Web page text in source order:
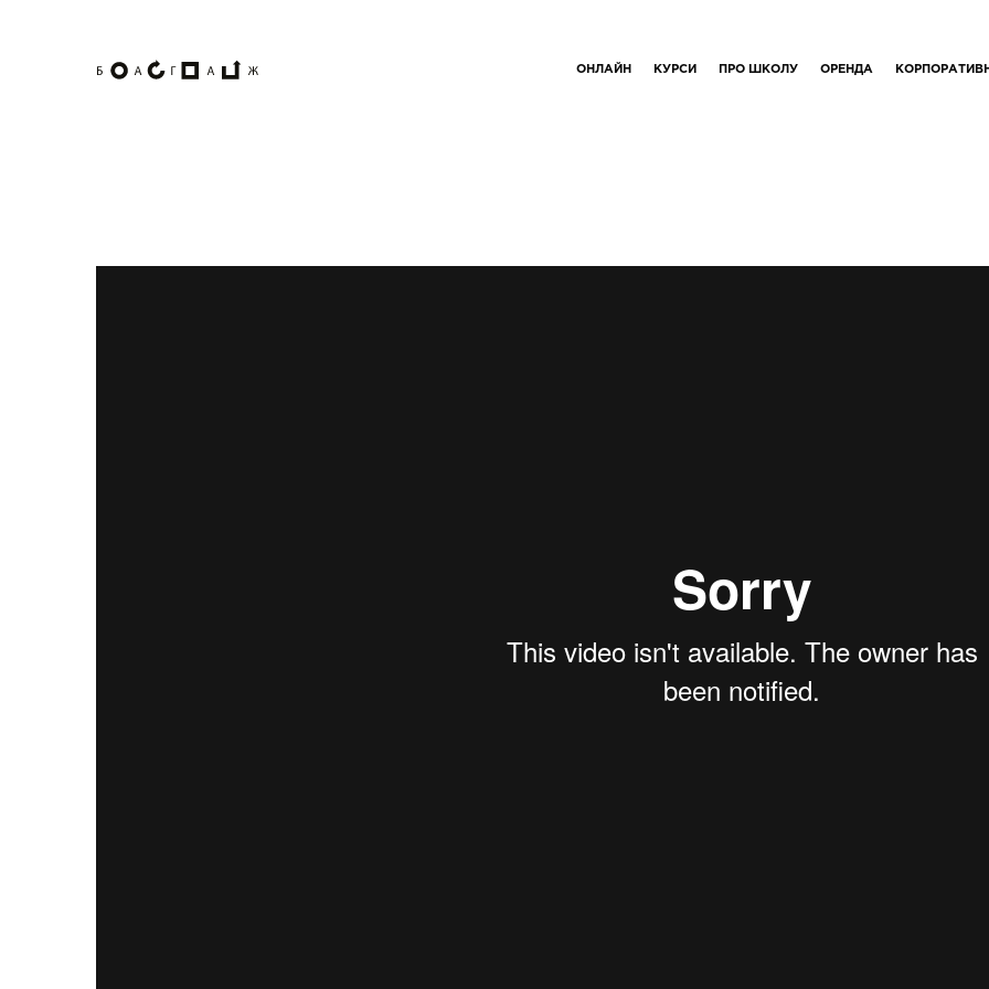
ОНЛАЙН КУРСИ ПРО ШКОЛУ ОРЕНДА